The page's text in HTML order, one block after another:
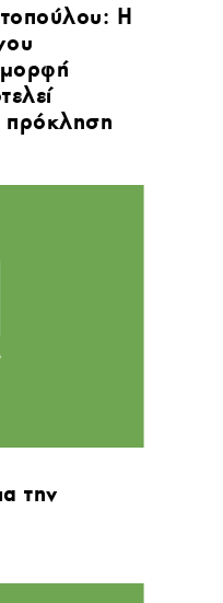
Η
πρόκληση
την